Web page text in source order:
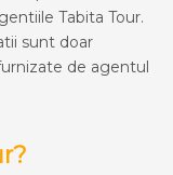
Tabita Tour.
sunt doar
de agentul